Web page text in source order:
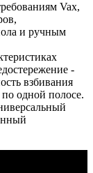
Vax,
и ручным
-
взбивания
одной полосе.